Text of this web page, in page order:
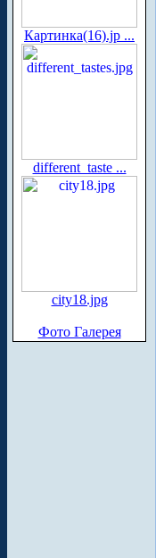
Картинка(16).jp ...
different_taste ...
city18.jpg
Фото Галерея